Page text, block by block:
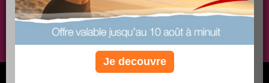
Non, je préfère le régime gratuit
6M de personnes ont maigri et réappris à manger avec nous
Je decouvre